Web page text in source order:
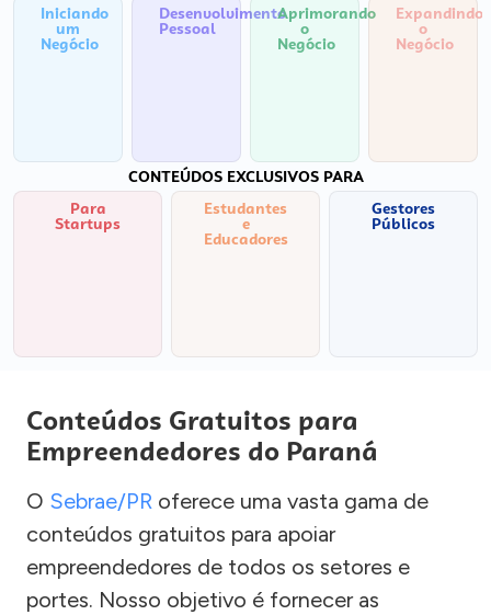
Iniciando
um
Negócio
Desenvolvimento
Pessoal
Aprimorando
o
Negócio
Expandindo
o
Negócio
CONTEÚDOS EXCLUSIVOS PARA
Para
Startups
Estudantes
e
Educadores
Gestores
Públicos
Conteúdos Gratuitos para
Empreendedores do Paraná
O Sebrae/PR oferece uma vasta gama de
conteúdos gratuitos para apoiar
empreendedores de todos os setores e
portes. Nosso objetivo é fornecer as